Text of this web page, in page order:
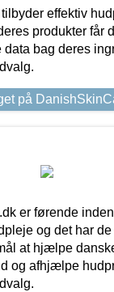
effektiv
produkter får
bag deres
på
er førende
og det har
at hjælpe
og afhjælpe